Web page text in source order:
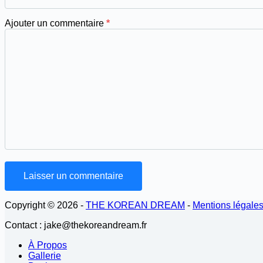
Ajouter un commentaire *
Laisser un commentaire
Copyright © 2026 - THE KOREAN DREAM - Mentions légales
Contact : jake@thekoreandream.fr
À Propos
Gallerie